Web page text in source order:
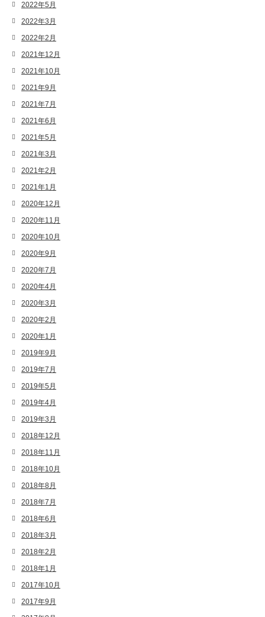
2022年5月
2022年3月
2022年2月
2021年12月
2021年10月
2021年9月
2021年7月
2021年6月
2021年5月
2021年3月
2021年2月
2021年1月
2020年12月
2020年11月
2020年10月
2020年9月
2020年7月
2020年4月
2020年3月
2020年2月
2020年1月
2019年9月
2019年7月
2019年5月
2019年4月
2019年3月
2018年12月
2018年11月
2018年10月
2018年8月
2018年7月
2018年6月
2018年3月
2018年2月
2018年1月
2017年10月
2017年9月